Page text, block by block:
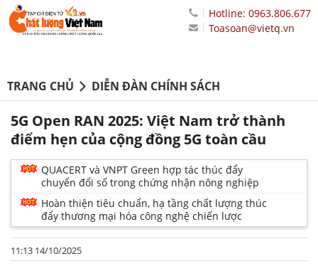
Hotline: 0963.806.677
Toasoan@vietq.vn
TRANG CHỦ DIỄN ĐÀN CHÍNH SÁCH
5G Open RAN 2025: Việt Nam trở thành
điểm hẹn của cộng đồng 5G toàn cầu
QUACERT và VNPT Green hợp tác thúc đẩy
chuyển đổi số trong chứng nhận nông nghiệp
Hoàn thiện tiêu chuẩn, hạ tầng chất lượng thúc
đẩy thương mại hóa công nghệ chiến lược
11:13 14/10/2025